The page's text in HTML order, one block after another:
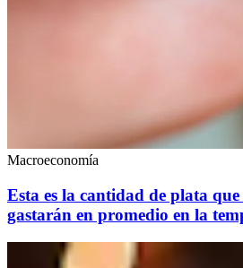
Macroeconomía
Esta es la cantidad de plata
gastarán en promedio en la